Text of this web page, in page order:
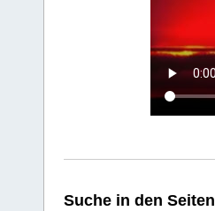
Suche in den Seiten